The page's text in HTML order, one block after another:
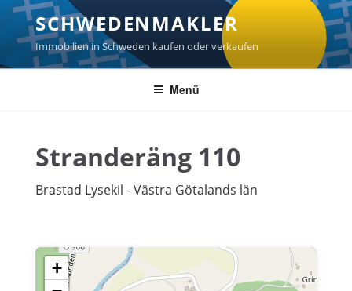
Zum
Inhalt
springen
SCHWEDENMAKLER
Immobilien in Schweden kaufen oder verkaufen
Menü
Stranderäng 110
Brastad Lysekil - Västra Götalands län
+